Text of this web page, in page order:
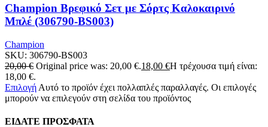
Champion Βρεφικό Σετ με Σόρτς Καλοκαιρινό
Μπλέ (306790-BS003)
Champion
SKU: 306790-BS003
20,00€ Original price was: 20,00 €.18,00 €Η τρέχουσα τιμή είναι:
18,00 €.
Επιλογή Αυτό το προϊόν έχει πολλαπλές παραλλαγές. Οι επιλογές
μπορούν να επιλεγούν στη σελίδα του προϊόντος
ΕΙΔΑΤΕ ΠΡΟΣΦΑΤΑ